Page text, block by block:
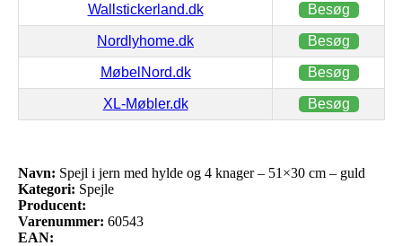
Wallstickerland.dk Besøg
Nordlyhome.dk Besøg
MøbelNord.dk Besøg
XL-Møbler.dk Besøg
Navn: Spejl i jern med hylde og 4 knager – 51×30 cm – guld
Kategori: Spejle
Producent:
Varenummer: 60543
EAN: